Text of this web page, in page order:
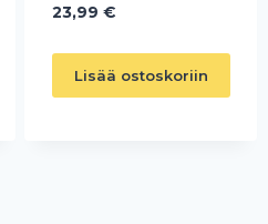
23,99 €
Lisää ostoskoriin